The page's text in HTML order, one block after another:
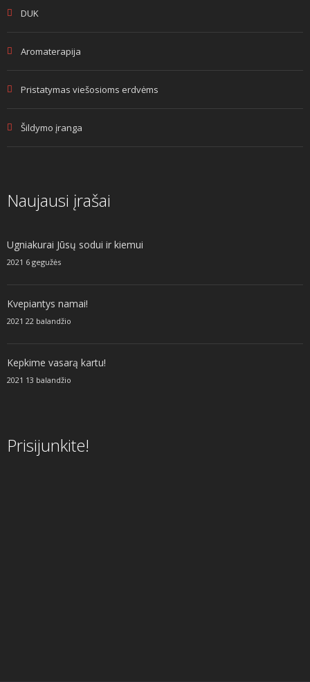
DUK
Aromaterapija
Pristatymas viešosioms erdvėms
Šildymo įranga
Naujausi įrašai
Ugniakurai Jūsų sodui ir kiemui
2021 6 gegužės
Kvepiantys namai!
2021 22 balandžio
Kepkime vasarą kartu!
2021 13 balandžio
Prisijunkite!